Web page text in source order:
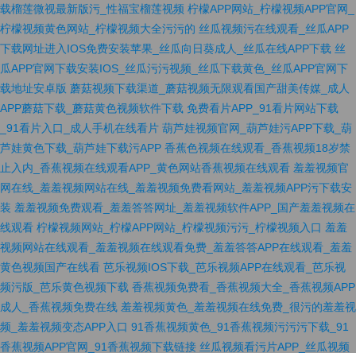
载榴莲微视最新版污_性福宝榴莲视频 柠檬APP网站_柠檬视频APP官网_
柠檬视频黄色网站_柠檬视频大全污污的 丝瓜视频污在线观看_丝瓜APP
下载网址进入IOS免费安装苹果_丝瓜向日葵成人_丝瓜在线APP下载 丝
瓜APP官网下载安装IOS_丝瓜污污视频_丝瓜下载黄色_丝瓜APP官网下
载地址安卓版 蘑菇视频下载渠道_蘑菇视频无限观看国产甜美传媒_成人
APP蘑菇下载_蘑菇黄色视频软件下载 免费看片APP_91看片网站下载
_91看片入口_成人手机在线看片 葫芦娃视频官网_葫芦娃污APP下载_葫
芦娃黄色下载_葫芦娃下载污APP 香蕉色视频在线观看_香蕉视频18岁禁
止入内_香蕉视频在线观看APP_黄色网站香蕉视频在线观看 羞羞视频官
网在线_羞羞视频网站在线_羞羞视频免费看网站_羞羞视频APP污下载安
装 羞羞视频免费观看_羞羞答答网址_羞羞视频软件APP_国产羞羞视频在
线观看 柠檬视频网站_柠檬APP网站_柠檬视频污污_柠檬视频入口 羞羞
视频网站在线观看_羞羞视频在线观看免费_羞羞答答APP在线观看_羞羞
黄色视频国产在线看 芭乐视频IOS下载_芭乐视频APP在线观看_芭乐视
频污版_芭乐黄色视频下载 香蕉视频免费看_香蕉视频大全_香蕉视频APP
成人_香蕉视频免费在线 羞羞视频黄色_羞羞视频在线免费_很污的羞羞视
频_羞羞视频变态APP入口 91香蕉视频黄色_91香蕉视频污污污下载_91
香蕉视频APP官网_91香蕉视频下载链接 丝瓜视频看污片APP_丝瓜视频